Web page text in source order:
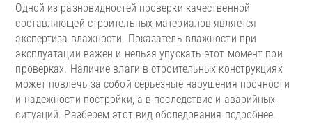
Одной из разновидностей проверки качественной
составляющей строительных материалов является
экспертиза влажности. Показатель влажности при
эксплуатации важен и нельзя упускать этот момент при
проверках. Наличие влаги в строительных конструкциях
может повлечь за собой серьезные нарушения прочности
и надежности постройки, а в последствие и аварийных
ситуаций. Разберем этот вид обследования подробнее.